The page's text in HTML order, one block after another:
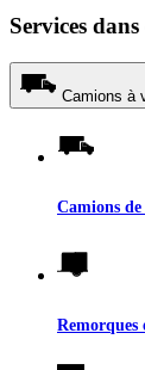
Services
Camions à
Camions
Remorques